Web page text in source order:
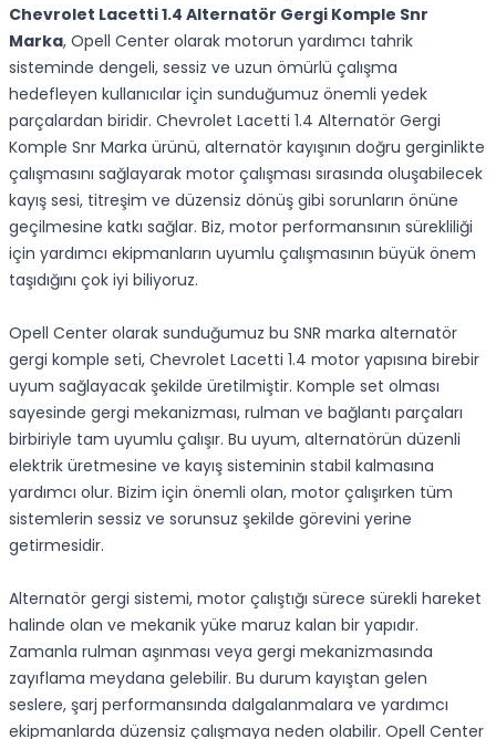
Chevrolet Lacetti 1.4 Alternatör Gergi Komple Snr
Marka, Opell Center olarak motorun yardımcı tahrik
sisteminde dengeli, sessiz ve uzun ömürlü çalışma
hedefleyen kullanıcılar için sunduğumuz önemli yedek
parçalardan biridir. Chevrolet Lacetti 1.4 Alternatör Gergi
Komple Snr Marka ürünü, alternatör kayışının doğru gerginlikte
çalışmasını sağlayarak motor çalışması sırasında oluşabilecek
kayış sesi, titreşim ve düzensiz dönüş gibi sorunların önüne
geçilmesine katkı sağlar. Biz, motor performansının sürekliliği
için yardımcı ekipmanların uyumlu çalışmasının büyük önem
taşıdığını çok iyi biliyoruz.
Opell Center olarak sunduğumuz bu SNR marka alternatör
gergi komple seti, Chevrolet Lacetti 1.4 motor yapısına birebir
uyum sağlayacak şekilde üretilmiştir. Komple set olması
sayesinde gergi mekanizması, rulman ve bağlantı parçaları
birbiriyle tam uyumlu çalışır. Bu uyum, alternatörün düzenli
elektrik üretmesine ve kayış sisteminin stabil kalmasına
yardımcı olur. Bizim için önemli olan, motor çalışırken tüm
sistemlerin sessiz ve sorunsuz şekilde görevini yerine
getirmesidir.
Alternatör gergi sistemi, motor çalıştığı sürece sürekli hareket
halinde olan ve mekanik yüke maruz kalan bir yapıdır.
Zamanla rulman aşınması veya gergi mekanizmasında
zayıflama meydana gelebilir. Bu durum kayıştan gelen
seslere, şarj performansında dalgalanmalara ve yardımcı
ekipmanlarda düzensiz çalışmaya neden olabilir. Opell Center